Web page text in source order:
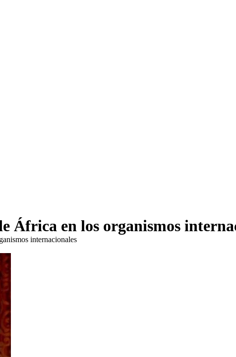
África en los organismos
internacionales